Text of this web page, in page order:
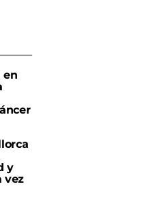
en
y
vez